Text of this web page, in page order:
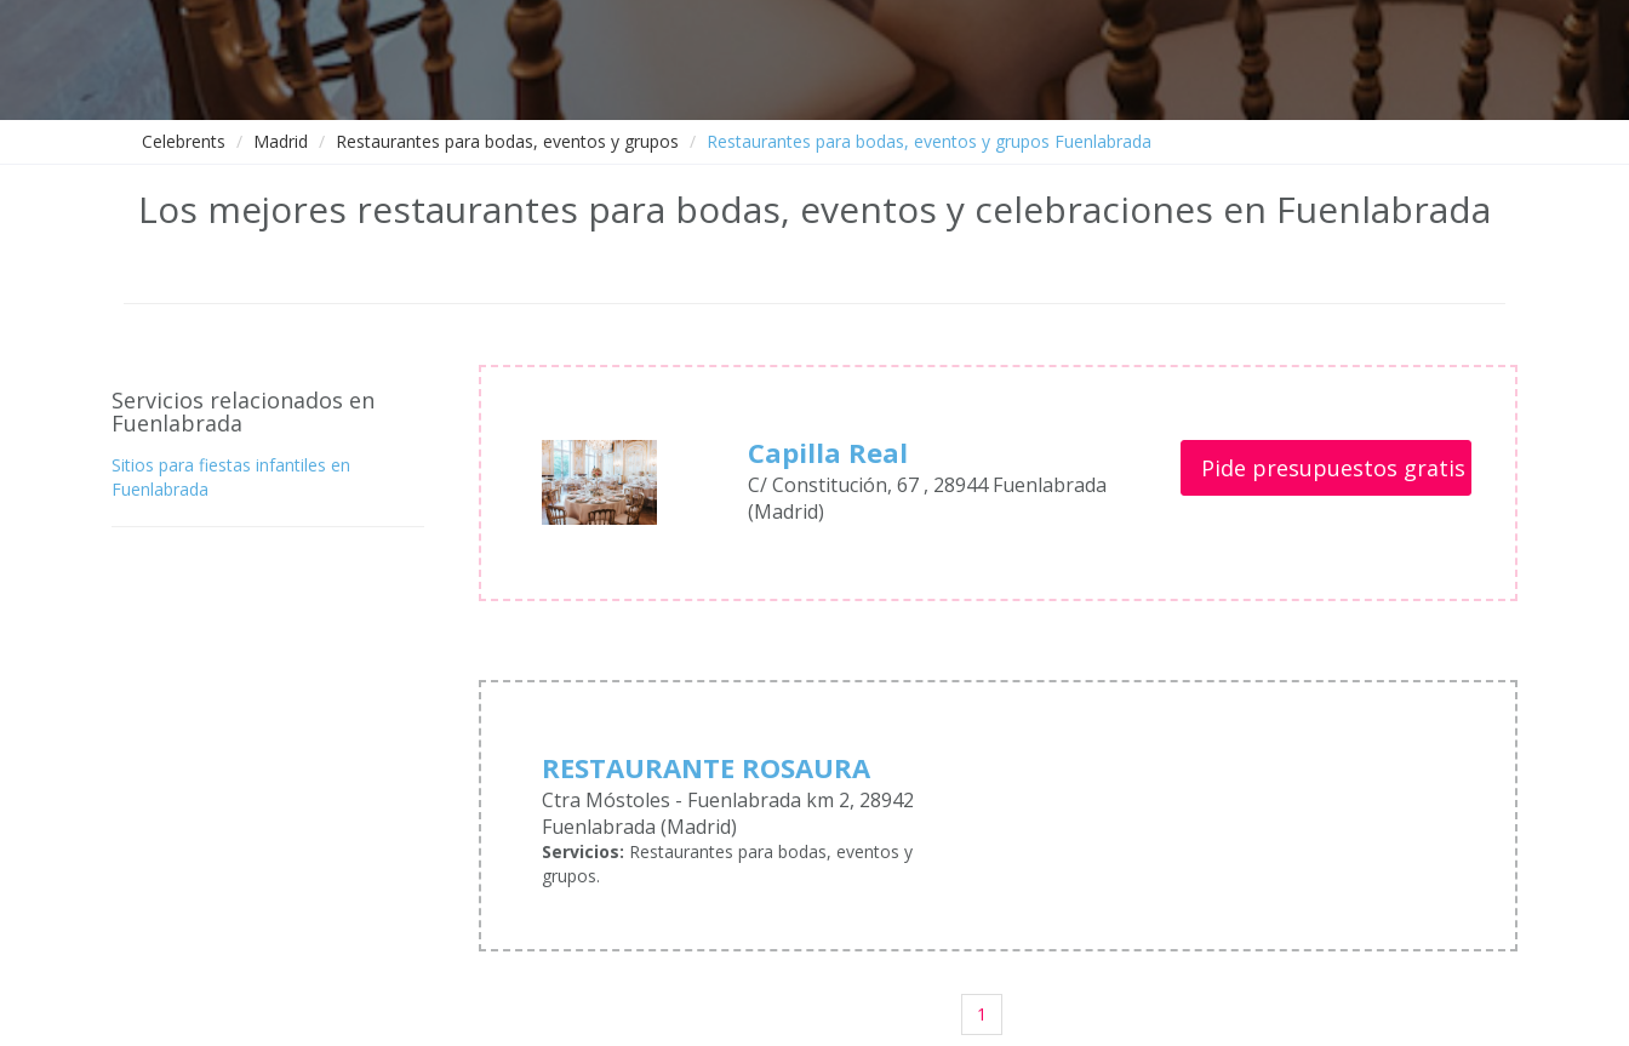
Celebrents Madrid Restaurantes para bodas, eventos y grupos Restaurantes para bodas, eventos y grupos Fuenlabrada
Los mejores restaurantes para bodas, eventos y celebraciones en Fuenlabrada
Servicios relacionados en
Fuenlabrada
Sitios para fiestas infantiles en
Fuenlabrada
Capilla Real
C/ Constitución, 67 , 28944 Fuenlabrada
(Madrid)
Pide presupuestos gratis
RESTAURANTE ROSAURA
Ctra Móstoles - Fuenlabrada km 2, 28942
Fuenlabrada (Madrid)
Servicios: Restaurantes para bodas, eventos y
grupos.
1